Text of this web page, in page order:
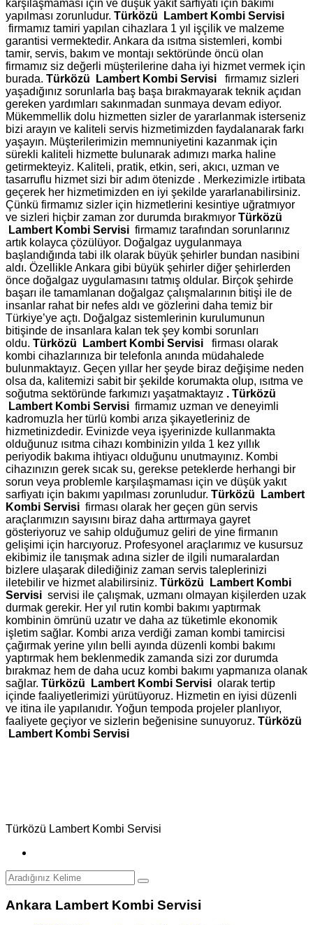
karşılaşmaması için ve düşük yakıt sarfiyatı için bakımı
yapılması zorunludur. Türközü Lambert Kombi Servisi
firmamız tamiri yapılan cihazlara 1 yıl işçilik ve malzeme
garantisi vermektedir. Ankara da ısıtma sistemleri, kombi
tamir, servis, bakım ve montajı sektöründe öncü olan
firmamız siz değerli müşterilerine daha iyi hizmet vermek için
burada. Türközü Lambert Kombi Servisi firmamız sizleri
yaşadığınız sorunlarla baş başa bırakmayarak teknik açıdan
gereken yardımları sakınmadan sunmaya devam ediyor.
Mükemmellik dolu hizmetten sizler de yararlanmak isterseniz
bizi arayın ve kaliteli servis hizmetimizden faydalanarak farkı
yaşayın. Müşterilerimizin memnuniyetini kazanmak için
sürekli kaliteli hizmette bulunarak adımızı marka haline
getirmekteyiz. Kaliteli, pratik, etkin, seri, akıcı, uzman ve
tasarruflu hizmet sizi bir adım ötenizde . Merkezimizle irtibata
geçerek her hizmetimizden en iyi şekilde yararlanabilirsiniz.
Çünkü firmamız sizler için hizmetlerini kesintiye uğratmıyor
ve sizleri hiçbir zaman zor durumda bırakmıyor Türközü
Lambert Kombi Servisi firmamız tarafından sorunlarınız
artık kolayca çözülüyor. Doğalgaz uygulanmaya
başlandığında tabi ilk olarak büyük şehirler bundan nasibini
aldı. Özellikle Ankara gibi büyük şehirler diğer şehirlerden
önce doğalgaz uygulamasını tatmış oldular. Birçok şehirde
başarı ile tamamlanan doğalgaz çalışmalarının bitişi ile de
insanlar rahat bir nefes aldı ve gözlerini daha temiz bir
Türkiye’ye açtı. Doğalgaz sistemlerinin kurulumunun
bitişinde de insanlara kalan tek şey kombi sorunları
oldu. Türközü Lambert Kombi Servisi firması olarak
kombi cihazlarınıza bir telefonla anında müdahalede
bulunmaktayız. Geçen yıllar her şeyde biraz değişime neden
olsa da, kalitemizi sabit bir şekilde korumakta olup, ısıtma ve
soğutma sektöründe farkımızı yaşatmaktayız . Türközü
Lambert Kombi Servisi firmamız uzman ve deneyimli
kadromuzla her türlü kombi arıza şikayetleriniz de
hizmetinizdedir. Evinizde veya işyerinizde kullanmakta
olduğunuz ısıtma cihazı kombinizin yılda 1 kez yıllık
periyodik bakıma ihtiyacı olduğunu unutmayınız. Kombi
cihazınızın gerek sıcak su, gerekse peteklerde herhangi bir
sorun veya problemle karşılaşmaması için ve düşük yakıt
sarfiyatı için bakımı yapılması zorunludur. Türközü Lambert
Kombi Servisi firması olarak her geçen gün servis
araçlarımızın sayısını biraz daha arttırmaya gayret
gösteriyoruz ve sahip olduğumuz geliri de yine firmanın
gelişimi için harcıyoruz. Profesyonel araçlarımız ve kusursuz
ekibimiz ile tanışmak adına sizler de ilgili numaralardan
bizlere ulaşarak dilediğiniz zaman servis taleplerinizi
iletebilir ve hizmet alabilirsiniz. Türközü Lambert Kombi
Servisi servisi ile çalışmak, uzmanı olmayan kişilerden uzak
durmak gerekir. Her yıl rutin kombi bakımı yaptırmak
kombinin ömrünü uzatır ve daha az tüketimle ekonomik
işletim sağlar. Kombi arıza verdiği zaman kombi tamircisi
çağırmak yerine yılın belli ayında düzenli kombi bakımı
yaptırmak hem beklenmedik zamanda sizi zor durumda
bırakmaz hem de daha ucuz kombi bakımı yapmanıza olanak
sağlar. Türközü Lambert Kombi Servisi olarak tertip
içinde faaliyetlerimizi yürütüyoruz. Hizmetin en iyisi düzenli
ve itina ile yapılanıdır. Yoğun tempoda projeler planlıyor,
faaliyete geçiyor ve sizlerin beğenisine sunuyoruz. Türközü
Lambert Kombi Servisi
Türközü Lambert Kombi Servisi
Ankara Lambert Kombi Servisi